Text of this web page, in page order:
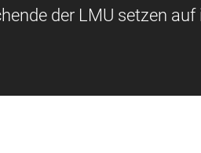
der LMU setzen